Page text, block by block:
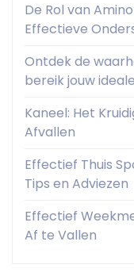
De Rol van
Effectieve
Ontdek de
bereik jouw
Kaneel: Het
Afvallen
Effectief Thuis
Tips en Adviezen
Effectief
Af te Vallen